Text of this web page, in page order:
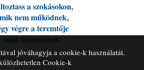
a szokásokon,
nem működnek,
végre a teremtője
saját örömödnek!
meg az érzéseid:
jóváhagyja a cookie-k használatát.
Cookie-k